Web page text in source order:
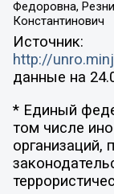
Федоровна,
Константинович
Источник:
http://
данные на
* Единый
том числе
организаций,